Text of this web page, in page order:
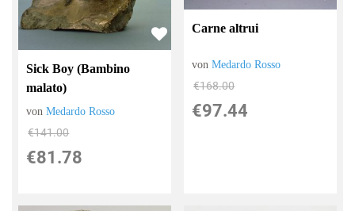
Sick Boy (Bambino
malato)
vonMedardo Rosso
€141.00
€81.78
Carne altrui
vonMedardo Rosso
€168.00
€97.44